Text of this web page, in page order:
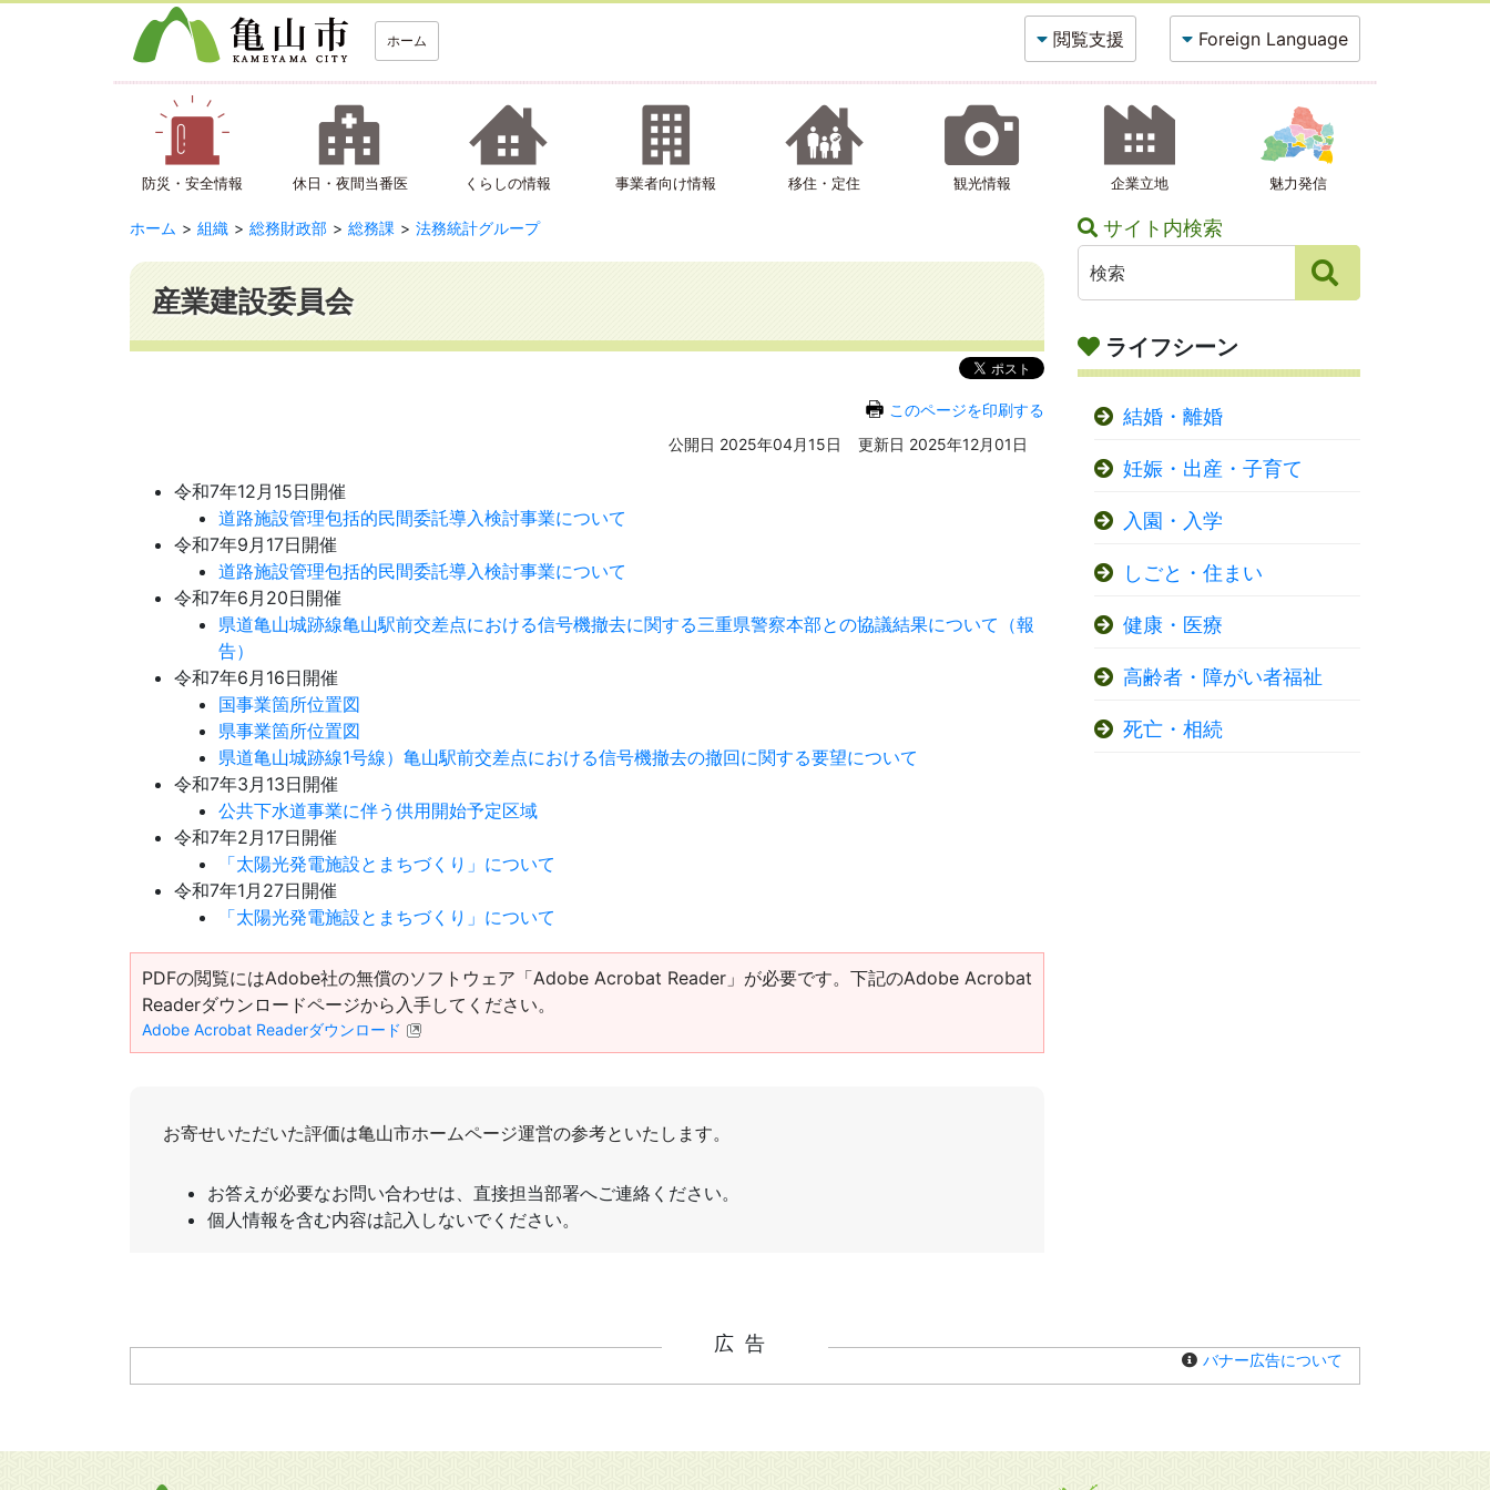
ホーム 閲覧支援 Foreign Language
防災・安全情報 休日・夜間当番医 くらしの情報 事業者向け情報 移住・定住 観光情報 企業立地 魅力発信
ホーム 組織 総務財政部 総務課 法務統計グループ
産業建設委員会
このページを印刷する
公開日 2025年04月15日
更新日 2025年12月01日
令和7年12月15日開催
道路施設管理包括的民間委託導入検討事業について
令和7年9月17日開催
道路施設管理包括的民間委託導入検討事業について
令和7年6月20日開催
県道亀山城跡線亀山駅前交差点における信号機撤去に関する三重県警察本部との協議結果について（報
告）
令和7年6月16日開催
国事業箇所位置図
県事業箇所位置図
県道亀山城跡線1号線）亀山駅前交差点における信号機撤去の撤回に関する要望について
令和7年3月13日開催
公共下水道事業に伴う供用開始予定区域
令和7年2月17日開催
「太陽光発電施設とまちづくり」について
令和7年1月27日開催
「太陽光発電施設とまちづくり」について
PDFの閲覧にはAdobe社の無償のソフトウェア「Adobe Acrobat Reader」が必要です。下記のAdobe Acrobat
Readerダウンロードページから入手してください。
Adobe Acrobat Readerダウンロード
サイト内検索
ライフシーン
結婚・離婚
妊娠・出産・子育て
入園・入学
しごと・住まい
健康・医療
高齢者・障がい者福祉
死亡・相続
広告
バナー広告について